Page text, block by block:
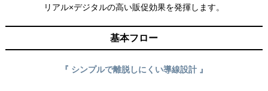
リアル×デジタルの高い販促効果を発揮します。
基本フロー
『 シンプルで離脱しにくい導線設計 』